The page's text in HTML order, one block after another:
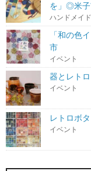
を」◎米
ハンドメイ
「和の色
市
イベント
器とレト
イベント
レトロボ
イベント